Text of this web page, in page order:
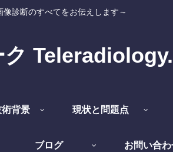
像診断のすべてをお伝えします～
ク
背景 現状と問題点
ブログ お問い合わ